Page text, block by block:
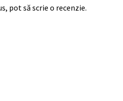
pot să scrie o recenzie.